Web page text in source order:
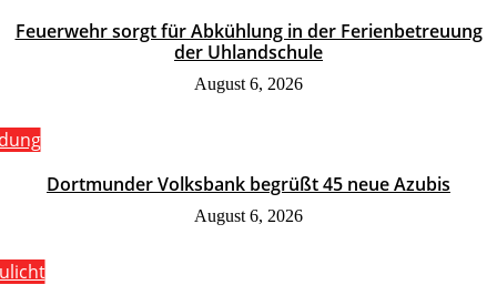
Feuerwehr sorgt für Abkühlung in der Ferienbetreuung
der Uhlandschule
August 6, 2026
Dortmunder Volksbank begrüßt 45 neue Azubis
August 6, 2026